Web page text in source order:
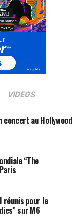
VIDEOS
concert au Hollywood
“The
réunis pour le
sur M6